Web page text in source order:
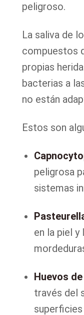
peligroso.
La saliva de
compuestos
propias
bacterias a
no están
Estos son
peligrosa
sistemas
en la piel
Huevos
través del